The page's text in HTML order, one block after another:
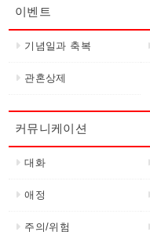
이벤트
기념일과 축복
관혼상제
커뮤니케이션
대화
애정
주의/위험